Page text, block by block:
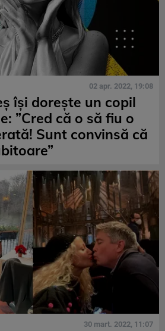
02 apr. 2022, 19:08
își dorește un copil
”Cred că o să fiu o
Sunt convinsă că
30 mart. 2022, 11:07